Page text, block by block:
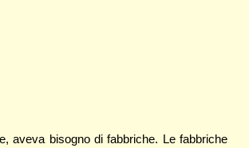
aveva bisogno di fabbriche. Le fabbriche